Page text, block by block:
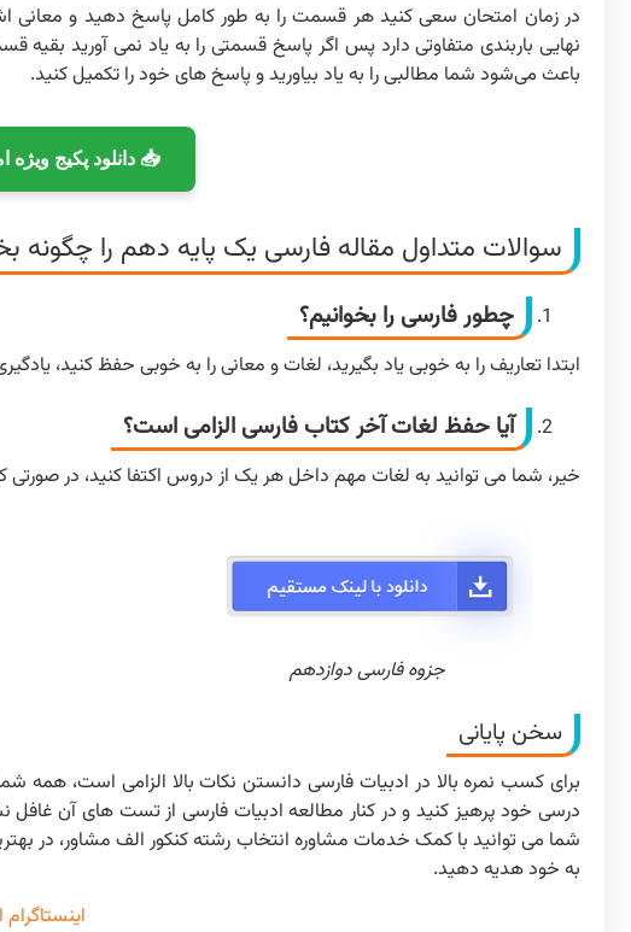
در زمان امتحان سعی کنید هر قسمت را به طور کامل پاسخ دهید و معانی
نهایی باربندی متفاوتی دارد پس اگر پاسخ قسمتی را به یاد نمی آورید بقیه
باعث می‌شود شما مطالبی را به یاد بیاورید و پاسخ های خود را تکمیل کنید.
📥 دانلود پکیج
سوالات متداول مقاله فارسی یک پایه دهم را چگونه
چطور فارسی را بخوانیم؟
ابتدا تعاریف را به خوبی یاد بگیرید، لغات و معانی را به خوبی حفظ کنید،
آیا حفظ لغات آخر کتاب فارسی الزامی است؟
خیر، شما می توانید به لغات مهم داخل هر یک از دروس اکتفا کنید، در
جزوه فارسی دوازدهم
سخن پایانی
برای کسب نمره بالا در ادبیات فارسی دانستن نکات بالا الزامی است،
درسی خود پرهیز کنید و در کنار مطالعه ادبیات فارسی از تست های آن غافل
شما می توانید با کمک خدمات مشاوره انتخاب رشته کنکور الف مشاور، در
به خود هدیه دهید.